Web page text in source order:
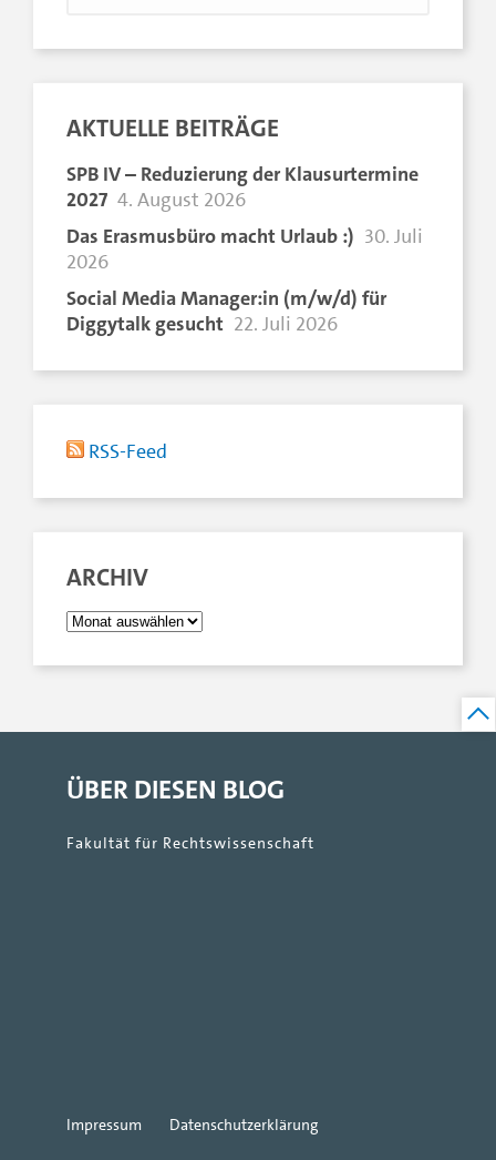
AKTUELLE BEITRÄGE
SPB IV – Reduzierung der Klausurtermine
2027 4. August 2026
Das Erasmusbüro macht Urlaub :) 30. Juli
2026
Social Media Manager:in (m/w/d) für
Diggytalk gesucht 22. Juli 2026
RSS-Feed
ARCHIV
ÜBER DIESEN BLOG
Fakultät für Rechtswissenschaft
Impressum Datenschutzerklärung